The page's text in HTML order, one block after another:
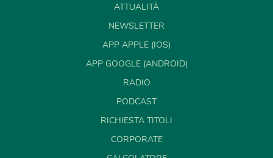
ATTUALITÀ
NEWSLETTER
APP APPLE (IOS)
APP GOOGLE (ANDROID)
RADIO
PODCAST
RICHIESTA TITOLI
CORPORATE